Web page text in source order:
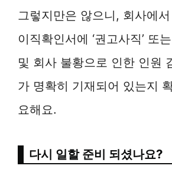
그렇지만은 않으니, 회사에
이직확인서에 ‘권고사직’ 또
및 회사 불황으로 인한 인원
가 명확히 기재되어 있는지
요해요.
다시 일할 준비 되셨나요?